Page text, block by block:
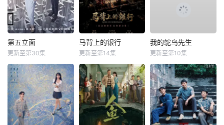
第五立面
更新至第30集
马背上的银行
更新至第14集
我的鸵鸟先生
更新至第10集